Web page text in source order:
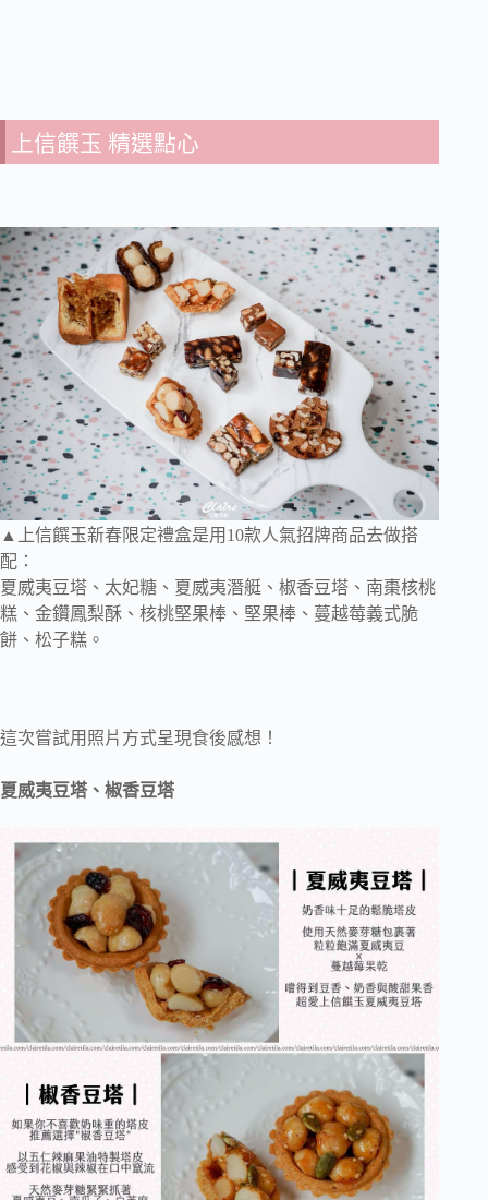
上信饌玉 精選點心
▲上信饌玉新春限定禮盒是用10款人氣招牌商品去做搭
配：
夏威夷豆塔、太妃糖、夏威夷潛艇、椒香豆塔、南棗核桃
糕、金鑽鳳梨酥、核桃堅果棒、堅果棒、蔓越莓義式脆
餅、松子糕。
這次嘗試用照片方式呈現食後感想！
夏威夷豆塔、椒香豆塔